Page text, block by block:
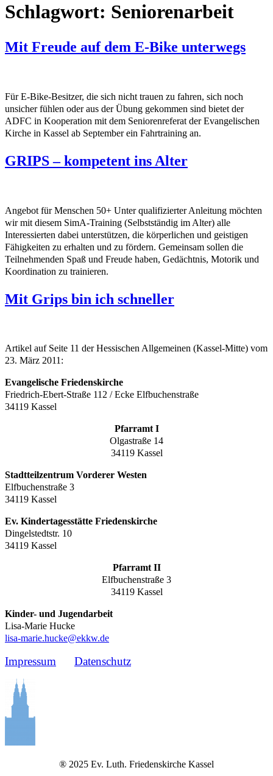
Schlagwort: Seniorenarbeit
Mit Freude auf dem E-Bike unterwegs
Für E-Bike-Besitzer, die sich nicht trauen zu fahren, sich noch
unsicher fühlen oder aus der Übung gekommen sind bietet der
ADFC in Kooperation mit dem Seniorenreferat der Evangelischen
Kirche in Kassel ab September ein Fahrtraining an.
GRIPS – kompetent ins Alter
Angebot für Menschen 50+ Unter qualifizierter Anleitung möchten
wir mit diesem SimA-Training (Selbstständig im Alter) alle
Interessierten dabei unterstützen, die körperlichen und geistigen
Fähigkeiten zu erhalten und zu fördern. Gemeinsam sollen die
Teilnehmenden Spaß und Freude haben, Gedächtnis, Motorik und
Koordination zu trainieren.
Mit Grips bin ich schneller
Artikel auf Seite 11 der Hessischen Allgemeinen (Kassel-Mitte) vom
23. März 2011:
Evangelische Friedenskirche
Friedrich-Ebert-Straße 112 / Ecke Elfbuchenstraße
34119 Kassel
Pfarramt I
Olgastraße 14
34119 Kassel
Stadtteilzentrum Vorderer Westen
Elfbuchenstraße 3
34119 Kassel
Ev. Kindertagesstätte Friedenskirche
Dingelstedtstr. 10
34119 Kassel
Pfarramt II
Elfbuchenstraße 3
34119 Kassel
Kinder- und Jugendarbeit
Lisa-Marie Hucke
lisa-marie.hucke@ekkw.de
Impressum Datenschutz
® 2025 Ev. Luth. Friedenskirche Kassel